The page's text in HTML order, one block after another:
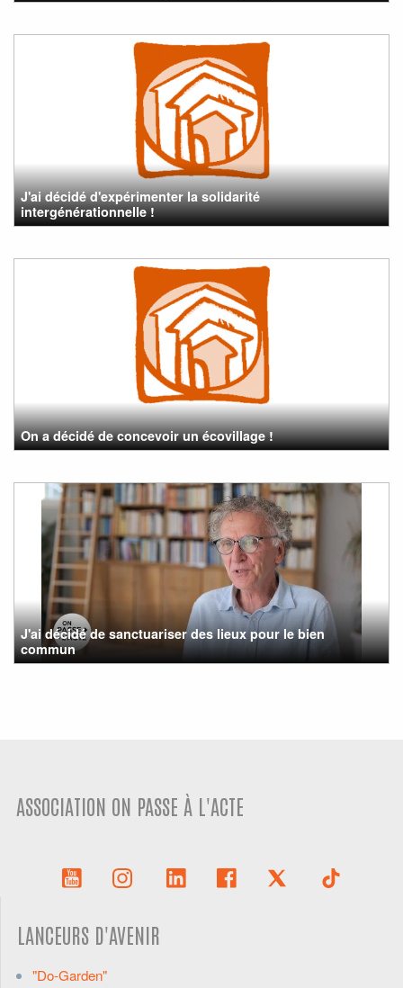
J'ai décidé d'expérimenter la solidarité
intergénérationnelle !
On a décidé de concevoir un écovillage !
J'ai décidé de sanctuariser des lieux pour le bien
commun
ASSOCIATION ON PASSE À L'ACTE
LANCEURS D'AVENIR
"Do-Garden"